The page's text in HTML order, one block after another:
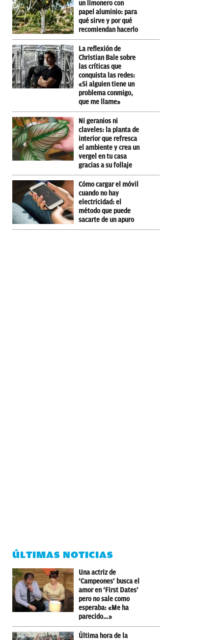
un limonero con
papel aluminio: para
qué sirve y por qué
recomiendan hacerlo
La reflexión de
Christian Bale sobre
las críticas que
conquista las redes:
«Si alguien tiene un
problema conmigo,
que me llame»
Ni geranios ni
claveles: la planta de
interior que refresca
el ambiente y crea un
vergel en tu casa
gracias a su follaje
Cómo cargar el móvil
cuando no hay
electricidad: el
método que puede
sacarte de un apuro
ÚLTIMAS NOTICIAS
Una actriz de
‘Campeones’ busca el
amor en ‘First Dates’
pero no sale como
esperaba: «Me ha
parecido…»
Última hora de la